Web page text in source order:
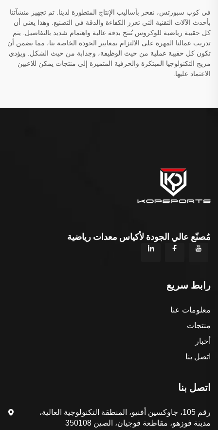
في كوب سبورتس، نفخر بأساليب الإنتاج المتطورة لدينا. تم تجهيز منشآتنا
بأحدث الآلات التقنية التي تعزز الكفاءة والدقة في التصنيع. وهذا يعني أن
كل حقيبة رياضية للوكروس تُنتج بدقة عالية واهتمام شديد بالتفاصيل. يتم
تدريب عمالنا المهرة على الالتزام بمعايير الجودة الخاصة بنا، مما يضمن أن
تكون كل حقيبة عملية من حيث الوظيفة، وجذابة من حيث الشكل. ويؤدي
مزيج التكنولوجيا المبتكرة والحرفية المتميزة إلى منتجات يمكن للاعبين
الاعتماد عليها.
مُصنّع عالي الجودة لأكياس معدات رياضية
رابط سريع
معلومات عنا
منتجات
أخبار
اتصل بنا
اتصل بنا
رقم 105، جاوكسين أفنيو، المنطقة التكنولوجية العالية،
مدينة فوزهو، مقاطعة فوجيان، الصين 350108